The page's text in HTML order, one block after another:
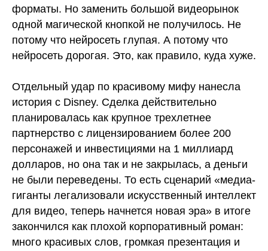
форматы. Но заменить большой видеорынок
одной магической кнопкой не получилось. Не
потому что нейросеть глупая. А потому что
нейросеть дорогая. Это, как правило, куда хуже.
Отдельный удар по красивому мифу нанесла
история с Disney. Сделка действительно
планировалась как крупное трехлетнее
партнерство с лицензированием более 200
персонажей и инвестициями на 1 миллиард
долларов, но она так и не закрылась, а деньги
не были переведены. То есть сценарий «медиа-
гиганты легализовали искусственный интеллект
для видео, теперь начнется новая эра» в итоге
закончился как плохой корпоративный роман:
много красивых слов, громкая презентация и